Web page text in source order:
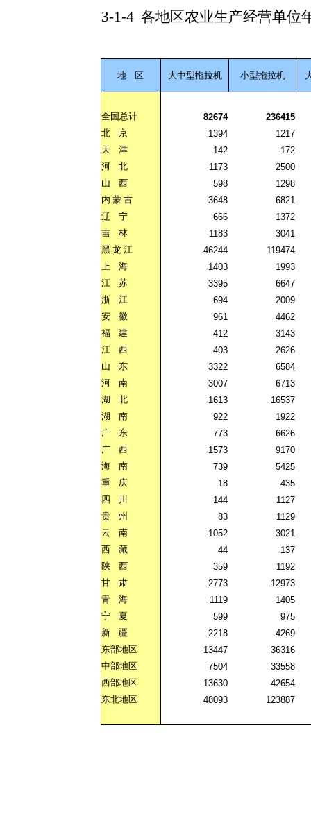
3-1-4 各地区农业生产经营单位
地 区 大中型拖拉机 小型拖拉机
全国总计 82674
236415
北
京 1394
1217
天
津 142
172
河
北 1173
2500
山
西 598
1298
内 蒙 古 3648
6821
辽
宁 666
1372
吉
林 1183
3041
黑 龙 江 46244
119474
上
海 1403
1993
江
苏 3395
6647
浙
江 694
2009
安
徽 961
4462
福
建 412
3143
江
西 403
2626
山
东 3322
6584
河
南 3007
6713
湖
北 1613
16537
湖
南 922
1922
广
东 773
6626
广
西 1573
9170
海
南 739
5425
重
庆 18
435
四
川 144
1127
贵
州 83
1129
云
南 1052
3021
西
藏 44
137
陕
西 359
1192
甘
肃 2773
12973
青
海 1119
1405
宁
夏 599
975
新
疆 2218
4269
东部地区
13447
36316
中部地区
7504
33558
西部地区
13630
42654
东北地区
48093 123887